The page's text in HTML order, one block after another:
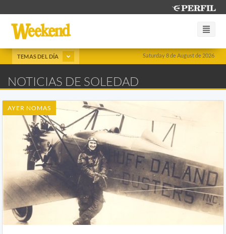
Saturday 8 de August de 2026
TEMAS DEL DÍA
NOTICIAS DE SOLEDAD
AYER NOMAS